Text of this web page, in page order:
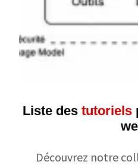
Liste des tutoriels
Découvrez notre